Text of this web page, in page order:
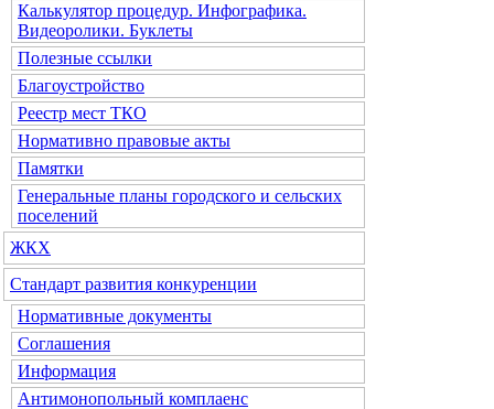
Калькулятор процедур. Инфографика.
Видеоролики. Буклеты
Полезные ссылки
Благоустройство
Реестр мест ТКО
Нормативно правовые акты
Памятки
Генеральные планы городского и сельских
поселений
ЖКХ
Стандарт развития конкуренции
Нормативные документы
Соглашения
Информация
Антимонопольный комплаенс